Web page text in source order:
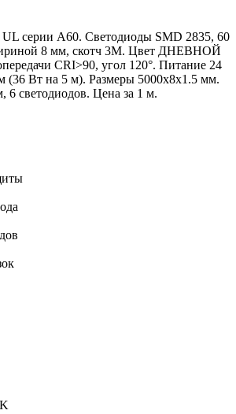
UL серии A60. Светодиоды SMD 2835, 60
8 мм, скотч 3M. Цвет ДНЕВНОЙ
CRI>90, угол 120°. Питание 24
(36 Вт на 5 м). Размеры 5000x8x1.5 мм.
6 светодиодов. Цена за 1 м.